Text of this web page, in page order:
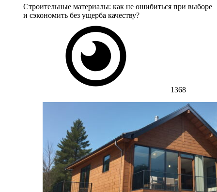
Строительные материалы: как не ошибиться при выборе
и сэкономить без ущерба качеству?
1368